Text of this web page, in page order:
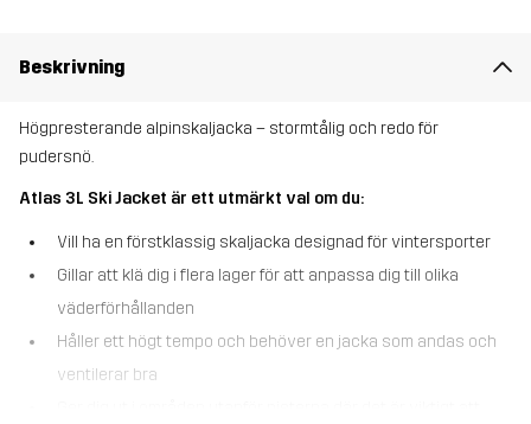
Beskrivning
Högpresterande alpinskaljacka – stormtålig och redo för
pudersnö.
Atlas 3L Ski Jacket är ett utmärkt val om du:
Vill ha en förstklassig skaljacka designad för vintersporter
Gillar att klä dig i flera lager för att anpassa dig till olika
väderförhållanden
Håller ett högt tempo och behöver en jacka som andas och
ventilerar bra